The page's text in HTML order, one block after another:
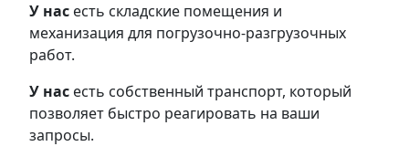
У нас есть складские помещения и
механизация для погрузочно-разгрузочных
работ.
У нас есть собственный транспорт, который
позволяет быстро реагировать на ваши
запросы.